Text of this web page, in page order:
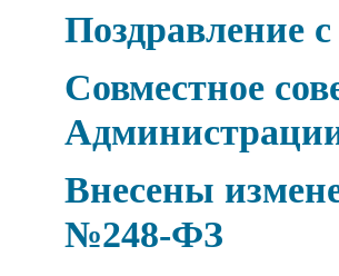
Поздравление
Совместное
Внесены
№248-ФЗ